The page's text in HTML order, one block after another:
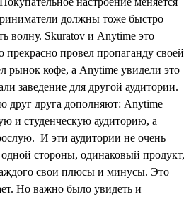
должны тоже быстро
волну. Skuratov и Anytime это
прекрасно провел пропаганду своей
рынок кофе, а Anytime увидели это
заведение для другой аудитории.
друг друга дополняют: Anytime
и студенческую аудиторию, а
И эти аудитории не очень
стороны, одинаковый продукт,
свои плюсы и минусы. Это
Но важно было увидеть и